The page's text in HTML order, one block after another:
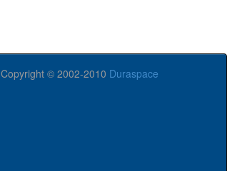
Copyright © 2002-2010 Duraspace